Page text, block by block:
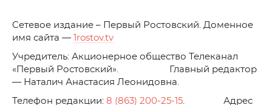
Cетевое издание – Первый Ростовский. Доменное
имя сайта —
1rostov.tv
Учредитель: Акционерное общество Телеканал
«Первый Ростовский». Главный редактор
— Наталич Анастасия Леонидовна.
Телефон редакции: 8 (863) 200-25-15. Адрес